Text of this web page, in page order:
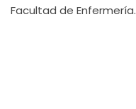
Facultad de Enfermería.